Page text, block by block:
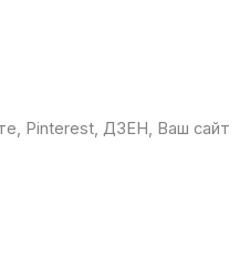
Pinterest, ДЗЕН, Ваш сайт